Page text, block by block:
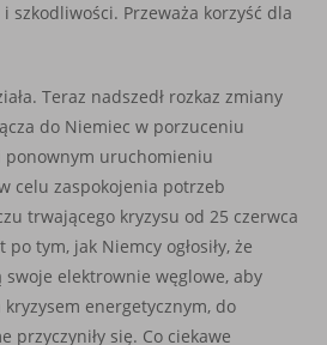
i szkodliwości. Przeważa korzyść dla
Teraz nadszedł rozkaz zmiany
do Niemiec w porzuceniu
ponownym uruchomieniu
celu zaspokojenia potrzeb
trwającego kryzysu od 25 czerwca
tym, jak Niemcy ogłosiły, że
elektrownie węglowe, aby
energetycznym, do
przyczyniły się. Co ciekawe